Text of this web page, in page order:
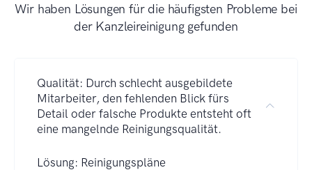
Wir haben Lösungen für die häufigsten Probleme bei
der Kanzleireinigung gefunden
Qualität: Durch schlecht ausgebildete
Mitarbeiter, den fehlenden Blick fürs
Detail oder falsche Produkte entsteht oft
eine mangelnde Reinigungsqualität.
Lösung: Reinigungspläne